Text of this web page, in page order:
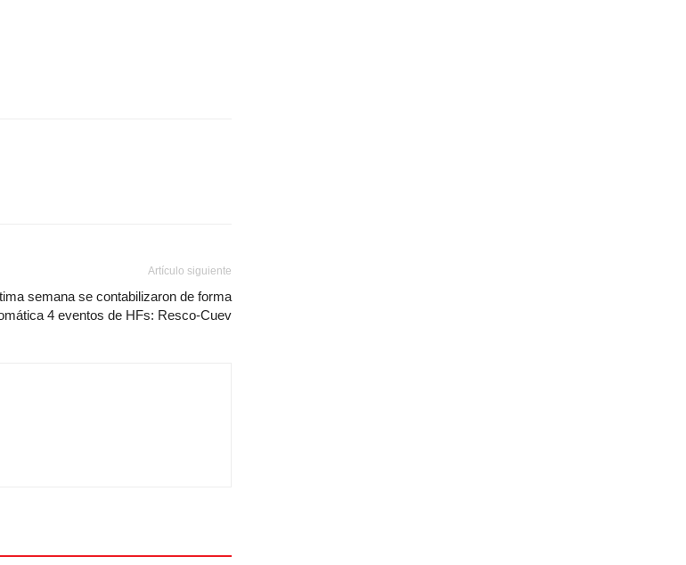
Artículo siguiente
semana se contabilizaron de forma
4 eventos de HFs: Resco-Cuev